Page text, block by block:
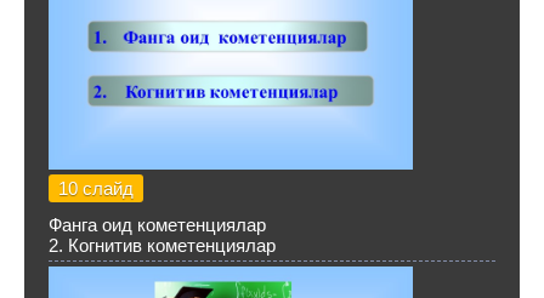
10 слайд
Фанга оид кометенциялар
2. Когнитив кометенциялар